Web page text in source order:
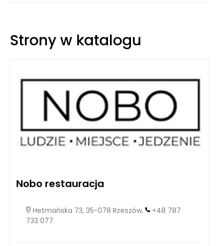
trwałość protezy.
Strony w katalogu
Nobo restauracja
Hetmańska 73, 35-078 Rzeszów,
+48 787
733 077